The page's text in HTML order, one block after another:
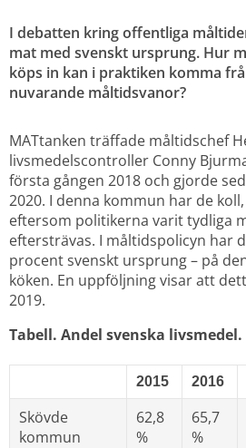
I debatten kring offentliga
mat med svenskt ursprung. Hur
köps in kan i praktiken komma
nuvarande måltidsvanor?
MATtanken träffade måltidschef
livsmedelscontroller Conny
första gången 2018 och gjorde
2020. I denna kommun har de
eftersom politikerna varit tydliga
eftersträvas. I måltidspolicyn har
procent svenskt ursprung – på
köken. En uppföljning visar att
2019.
Tabell. Andel svenska livsmedel.
2015 2016
Skövde
kommun
62,8
%
65,7
%